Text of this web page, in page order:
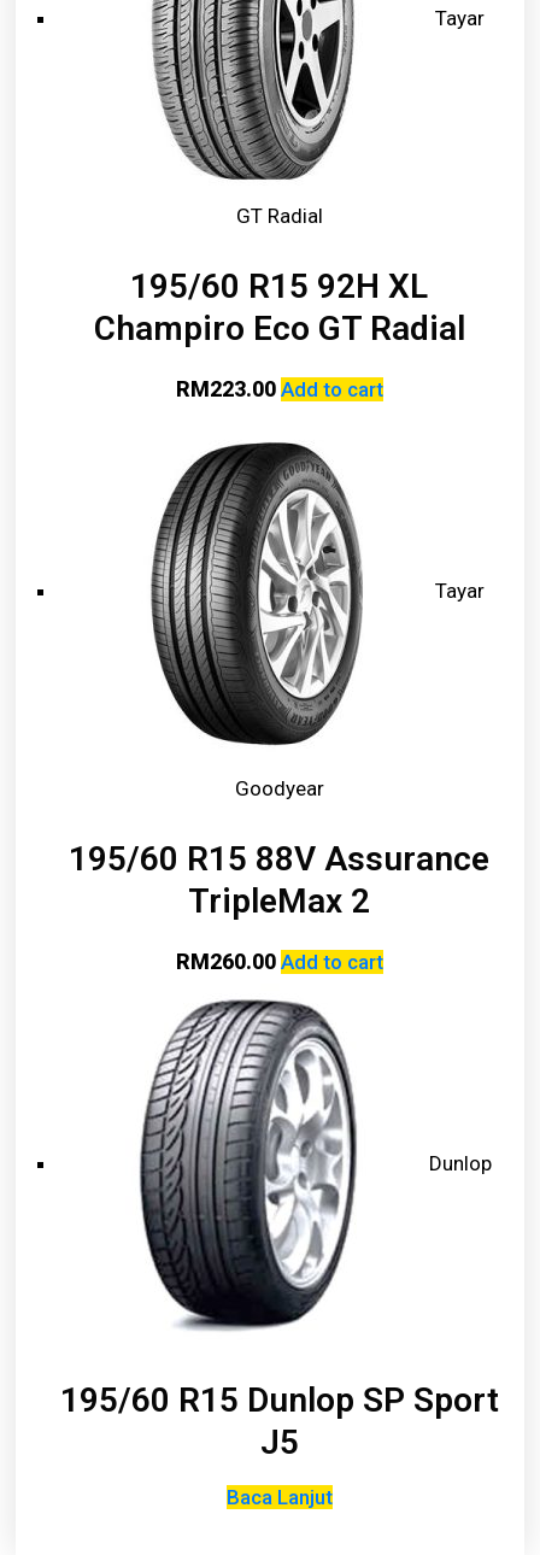
Tayar
GT Radial
195/60 R15 92H XL
Champiro Eco GT Radial
RM223.00 Add to cart
Tayar
Goodyear
195/60 R15 88V Assurance
TripleMax 2
RM260.00 Add to cart
Dunlop
195/60 R15 Dunlop SP Sport
J5
Baca Lanjut